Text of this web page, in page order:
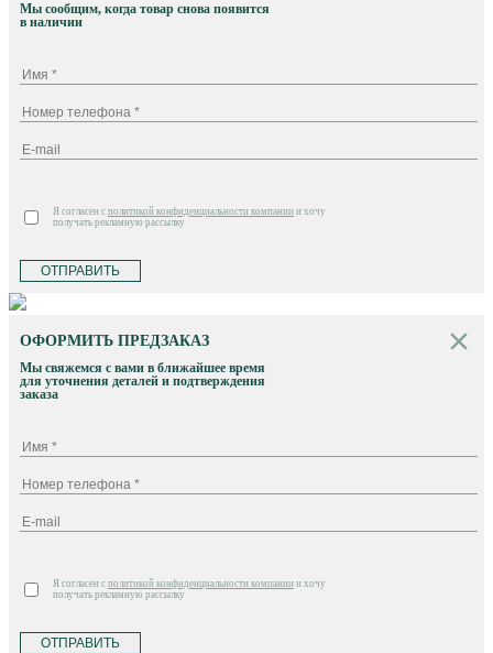
Мы сообщим, когда товар снова появится
в наличии
Я согласен с политикой конфиденциальности компании и хочу
получать рекламную рассылку
ОТПРАВИТЬ
ОФОРМИТЬ ПРЕДЗАКАЗ
Мы свяжемся с вами в ближайшее время
для уточнения деталей и подтверждения
заказа
Я согласен с политикой конфиденциальности компании и хочу
получать рекламную рассылку
ОТПРАВИТЬ